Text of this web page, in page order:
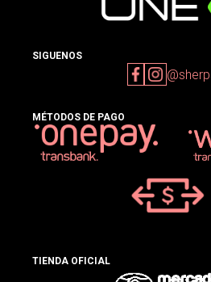
SIGUENOS
MÉTODOS DE PAGO
TIENDA OFICIAL